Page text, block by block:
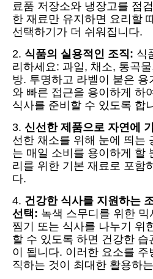
료품 저장소와 냉장고를 점
한 재료만 유지하면 요리할
선택하기가 더 쉬워집니다.
2. 식품의 실용적인 조직: 식
리하세요: 과일, 채소, 통곡
방. 투명하고 라벨이 붙은
와 빠른 접근을 용이하게 하
식사를 준비할 수 있도록 합
3. 신선한 제품으로 자연에
선한 채소를 위해 눈에 띄는
는 매일 소비를 용이하게 할
리를 위한 기본 재료로 포함
다.
4. 건강한 식사를 지원하는
선택: 녹색 스무디를 위한
찜기 또는 식사를 나누기 위
할 수 있도록 하면 건강한
이 됩니다. 이러한 요소를
직하는 것이 최대한 활용하